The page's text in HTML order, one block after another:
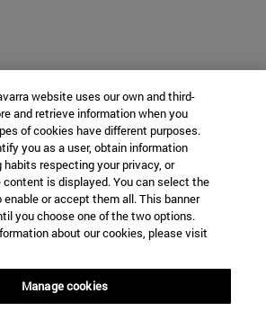
website uses our own and third-
and retrieve information when you
of cookies have different purposes.
you as a user, obtain information
habits respecting your privacy, or
is displayed. You can select the
or accept them all. This banner
you choose one of the two options.
about our cookies, please visit
Manage cookies